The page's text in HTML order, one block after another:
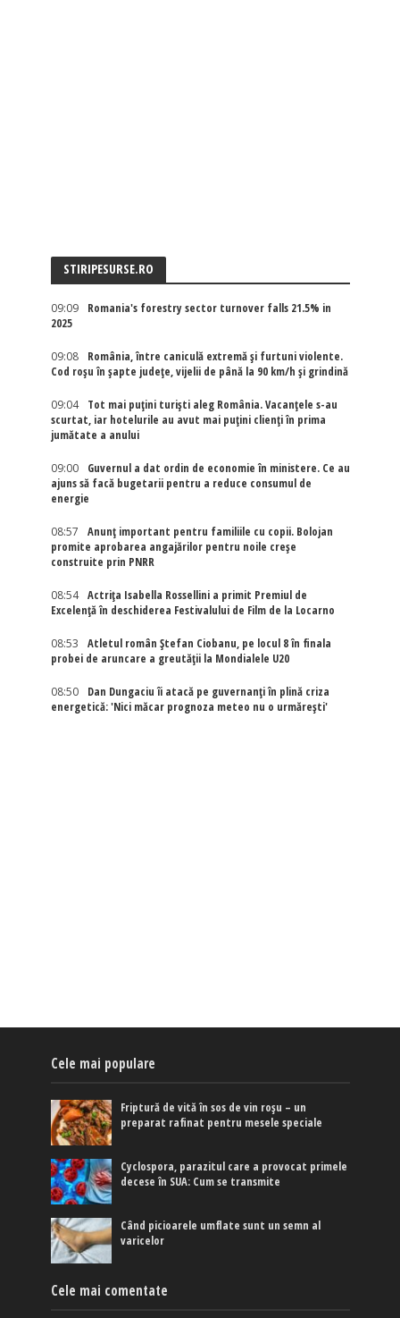
STIRIPESURSE.RO
09:09
Romania's forestry sector turnover falls 21.5% in
2025
09:08
România, între caniculă extremă și furtuni violente.
Cod roșu în șapte județe, vijelii de până la 90 km/h și grindină
09:04
Tot mai puțini turiști aleg România. Vacanțele s-au
scurtat, iar hotelurile au avut mai puțini clienți în prima
jumătate a anului
09:00
Guvernul a dat ordin de economie în ministere. Ce au
ajuns să facă bugetarii pentru a reduce consumul de
energie
08:57
Anunț important pentru familiile cu copii. Bolojan
promite aprobarea angajărilor pentru noile creșe
construite prin PNRR
08:54
Actriţa Isabella Rossellini a primit Premiul de
Excelenţă în deschiderea Festivalului de Film de la Locarno
08:53
Atletul român Ștefan Ciobanu, pe locul 8 în finala
probei de aruncare a greutății la Mondialele U20
08:50
Dan Dungaciu îi atacă pe guvernanți în plină criza
energetică: 'Nici măcar prognoza meteo nu o urmărești'
Cele mai populare
Friptură de vită în sos de vin roșu – un
preparat rafinat pentru mesele speciale
Cyclospora, parazitul care a provocat primele
decese în SUA: Cum se transmite
Când picioarele umflate sunt un semn al
varicelor
Cele mai comentate